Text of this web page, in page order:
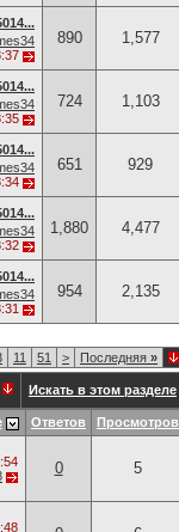
890 1,577
724 1,103
651 929
1,880 4,477
954 2,135
11 51 > Последняя »
Искать в этом разделе
Ответов Просмотров
0 5